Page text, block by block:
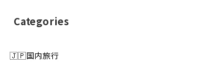
Categories
🇯🇵国内旅行